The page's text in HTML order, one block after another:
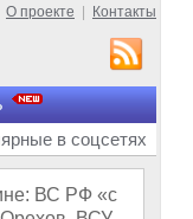
О проекте Контакты
в соцсетях
ВС РФ «с